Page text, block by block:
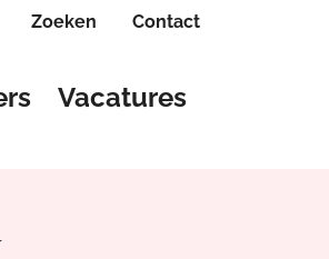
Zoeken Contact
Vacatures